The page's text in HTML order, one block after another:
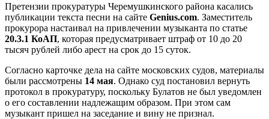
Претензии прокуратуры Черемушкинского района касались
публикации текста песни на сайте Genius.com. Заместитель
прокурора настаивал на привлечении музыканта по статье
20.3.1 КоАП, которая предусматривает штраф от 10 до 20
тысяч рублей либо арест на срок до 15 суток.
Согласно карточке дела на сайте московских судов, материалы
были рассмотрены 14 мая. Однако суд постановил вернуть
протокол в прокуратуру, поскольку Булатов не был уведомлен
о его составлении надлежащим образом. При этом сам
музыкант пришел на заседание и вину не признал.